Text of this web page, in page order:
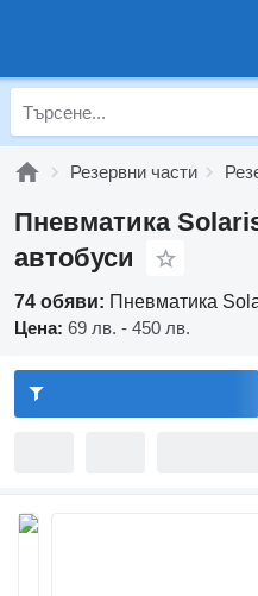
Резервни части
Пневматика
автобуси
74 обяви: Пневматика
Цена: 69 лв. - 450 лв.